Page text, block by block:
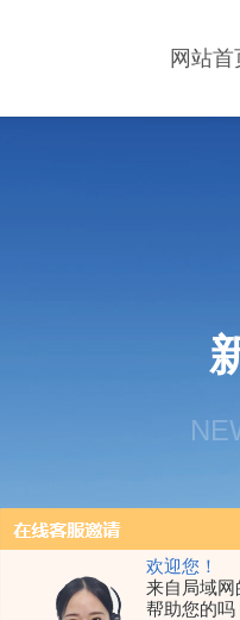
欢迎您！
来自局域网
帮助您的吗
网站首